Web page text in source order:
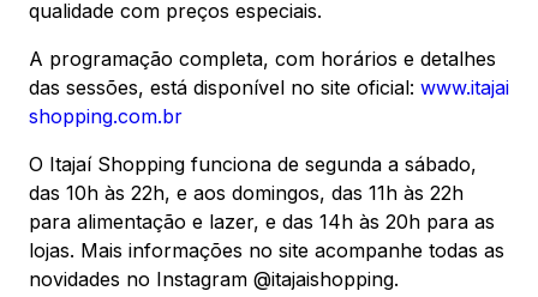
qualidade com preços especiais.
A programação completa, com horários e detalhes
das sessões, está disponível no site oficial: www.itajai
shopping.com.br
O Itajaí Shopping funciona de segunda a sábado,
das 10h às 22h, e aos domingos, das 11h às 22h
para alimentação e lazer, e das 14h às 20h para as
lojas. Mais informações no site acompanhe todas as
novidades no Instagram @itajaishopping.